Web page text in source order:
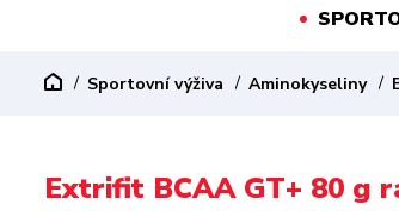
Sportovní výživa Aminokyseliny
Extrifit BCAA GT+ 80 g